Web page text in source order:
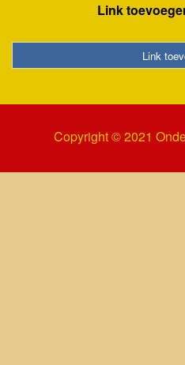
Link
Link
Copyright © 2021